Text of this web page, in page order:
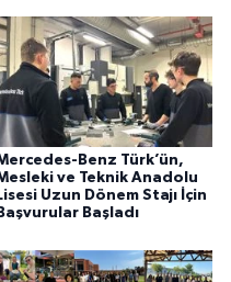
Benz Türk’ün,
ve Teknik Anadolu
Lisesi Uzun Dönem Stajı İçin
Başvurular Başladı